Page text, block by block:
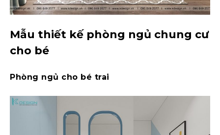
Mẫu thiết kế phòng ngủ chung cư
cho bé
Phòng ngủ cho bé trai